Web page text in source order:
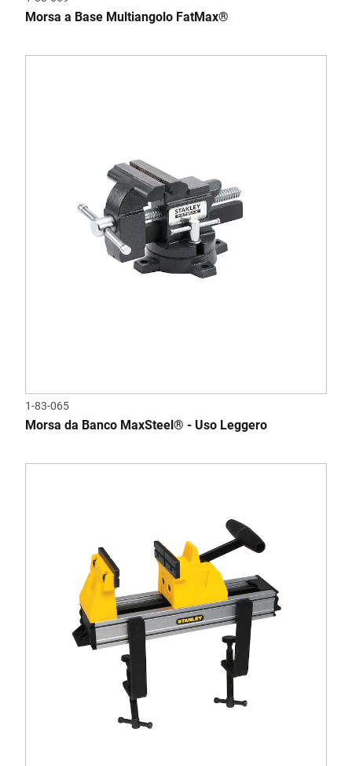
Morsa a Base Multiangolo FatMax®
1-83-065
Morsa da Banco MaxSteel® - Uso Leggero